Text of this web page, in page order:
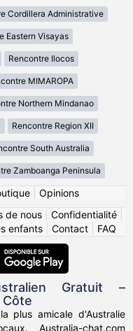
Cordillera Administrative
Eastern Visayas
Rencontre Ilocos
MIMAROPA
Northern Mindanao
Rencontre Region XII
South Australia
Zamboanga Peninsula
| Opinions
de nous Confidentialité
enfants| Contact| FAQ
Gratuit –
plus amicale d'Australie
Australia-chat.com